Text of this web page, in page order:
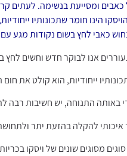
ומסייעת בנשימה. לעתים
הינו חומר שתכונותיו
כאבי לחץ בשום נקודות מגע
אנו לבוקר חדש וחשים
ייחודיות, הוא קולט את
באותה התנוחה, יש חשיבות רבה
להקלה בהזעת יתר ולתחושת
מסוגים שונים של ויסקו